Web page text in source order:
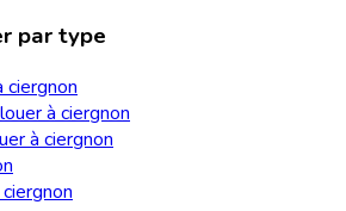
par type
ciergnon
à ciergnon
à ciergnon